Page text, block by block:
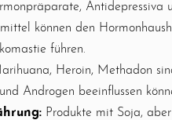
Antidepressiva
können den
führen.
Heroin, Methadon
Androgen beeinflussen
Produkte mit Soja,